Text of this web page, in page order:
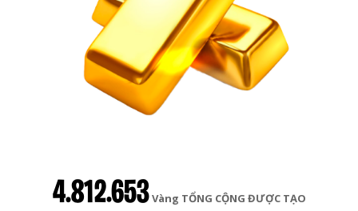
4.812.653Vàng TỔNG CỘNG ĐƯỢC TẠO